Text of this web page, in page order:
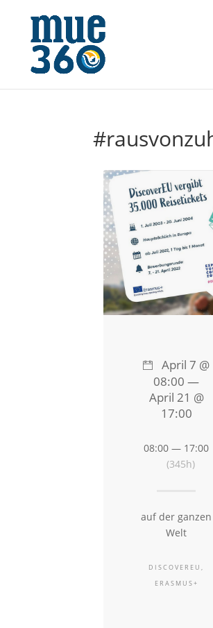
April 7 @
08:00 —
April 21 @
17:00
08:00 — 17:00
(345h)
auf der ganzen
Welt
DISCOVEREU,
ERASMUS+